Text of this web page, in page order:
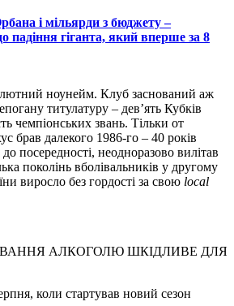
і мільярди з бюджету –
падіння гіганта, який вперше за 8
ноунейм. Клуб заснований аж
титулатуру – дев’ять Кубків
чемпіонських звань. Тільки от
брав далекого 1986-го – 40 років
посередності, неодноразово вилітав
поколінь вболівальників у другому
виросло без гордості за свою local
АЛКОГОЛЮ ШКІДЛИВЕ ДЛЯ
коли стартував новий сезон